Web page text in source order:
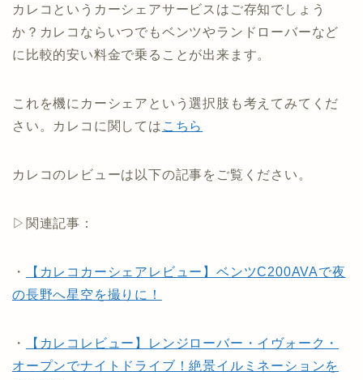
カレコというカーシェアサービスはご存知でしょう
か？カレコならいつでもベンツやランドローバーなど
に比較的安い料金で乗ることが出来ます。
これを機にカーシェアという選択肢も考えてみてくだ
さい。カレコに関しては こちら
カレコのレビューは以下の記事をご覧ください。
▷関連記事：
・
【カレコカーシェアレビュー】ベンツC200AVAで夜
の長野へ星空を撮りに！
・
【カレコレビュー】レンジローバー・イヴォーク・
オープンでナイトドライブ！絶景イルミネーションを